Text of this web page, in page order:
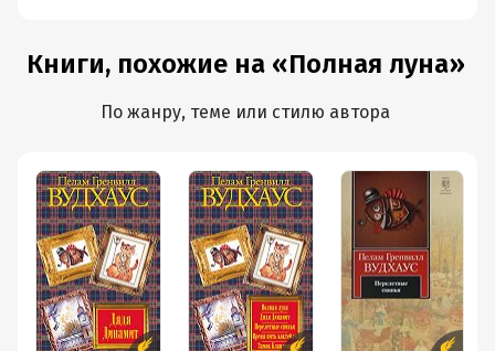
Книги, похожие на «Полная луна»
По жанру, теме или стилю автора